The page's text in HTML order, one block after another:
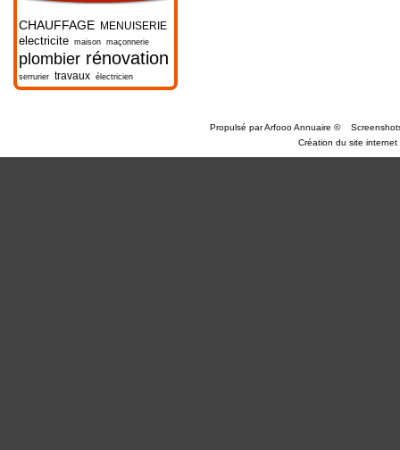
CHAUFFAGE MENUISERIE
electricite maison maçonnerie
plombier rénovation
serrurier travaux électricien
Propulsé parArfooo Annuaire ©
Création du site internet